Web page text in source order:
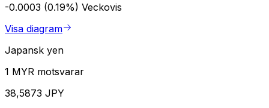
-0.0003 (0.19%) Veckovis
Visa diagram
Japansk yen
1 MYR motsvarar
38,5873 JPY